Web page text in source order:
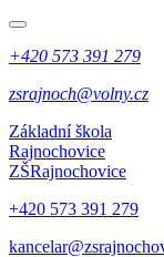
+420 573 391 279
zsrajnoch@volny.cz
Základní škola
Rajnochovice
ZŠRajnochovice
+420 573 391 279